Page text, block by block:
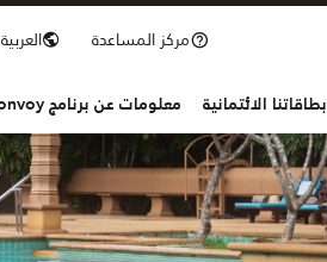
مركز المساعدة العربية
بطاقاتنا الائتمانية معلومات عن برنامج Marriott Bonvoy